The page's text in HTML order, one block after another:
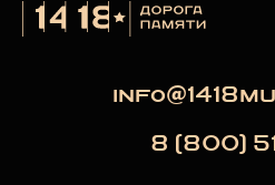
8 (800)